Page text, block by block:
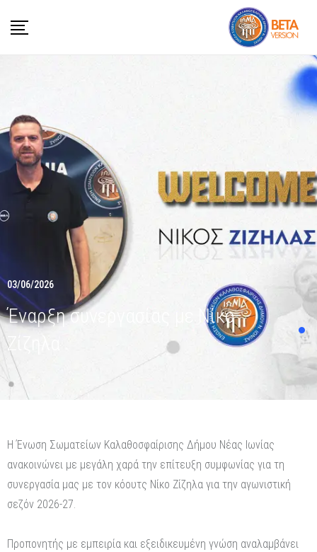
03/06/2026
Έναρξη συνεργασίας με Νίκο
Ζίζηλα
Η Ένωση Σωματείων Καλαθοσφαίρισης Δήμου Νέας Ιωνίας
ανακοινώνει με μεγάλη χαρά την επίτευξη συμφωνίας για τη
συνεργασία μας με τον κόουτς Νίκο Ζίζηλα για την αγωνιστική
σεζόν 2026-27.
Προπονητής με εμπειρία και εξειδικευμένη γνώση αναλαμβάνει